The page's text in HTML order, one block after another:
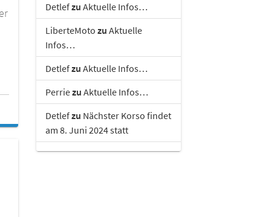
Detlefzu Aktuelle Infos…
LiberteMoto zu Aktuelle
Infos…
Detlefzu Aktuelle Infos…
Perriezu Aktuelle Infos…
Detlefzu Nächster Korso findet
am 8. Juni 2024 statt